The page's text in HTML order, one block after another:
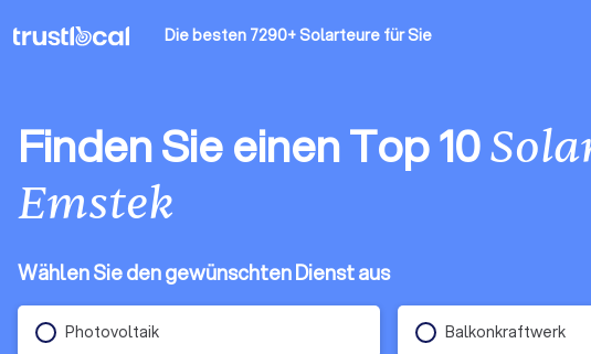
Die besten 7290+ Solarteure für Sie
Finden Sie einen Top 10
Emstek
Wählen Sie den gewünschten Dienst aus
Photovoltaik Balkonkraftwerk